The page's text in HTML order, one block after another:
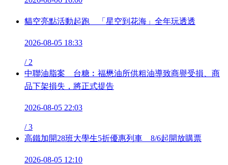
貓空亮點活動起跑 「星空到花海」全年玩透透
2026-08-05 18:33
/ 2
中聯油脂案 台糖︰福懋油所供粗油導致商譽受損、商
品下架損失，將正式提告
2026-08-05 22:03
/ 3
高鐵加開28班大學生5折優惠列車 8/6起開放購票
2026-08-05 12:10